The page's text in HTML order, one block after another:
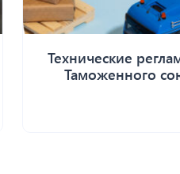
Технические
Таможенного